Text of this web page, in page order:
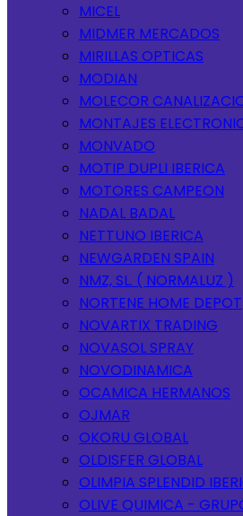
MICEL
MIDMER MERCADOS
MIRILLAS OPTICAS
MODIAN
MOLECOR
MONTAJES
MONVADO
MOTIP DUPLI IBERICA
MOTORES CAMPEON
NADAL BADAL
NETTUNO IBERICA
NEWGARDEN SPAIN
NMZ, SL. ( NORMALUZ )
NORTENE HOME DEPOT
NOVARTIX TRADING
NOVASOL SPRAY
NOVODINAMICA
OCAMICA HERMANOS
OJMAR
OKORU GLOBAL
OLDISFER GLOBAL
OLIMPIA SPLENDID
OLIVE QUIMICA -